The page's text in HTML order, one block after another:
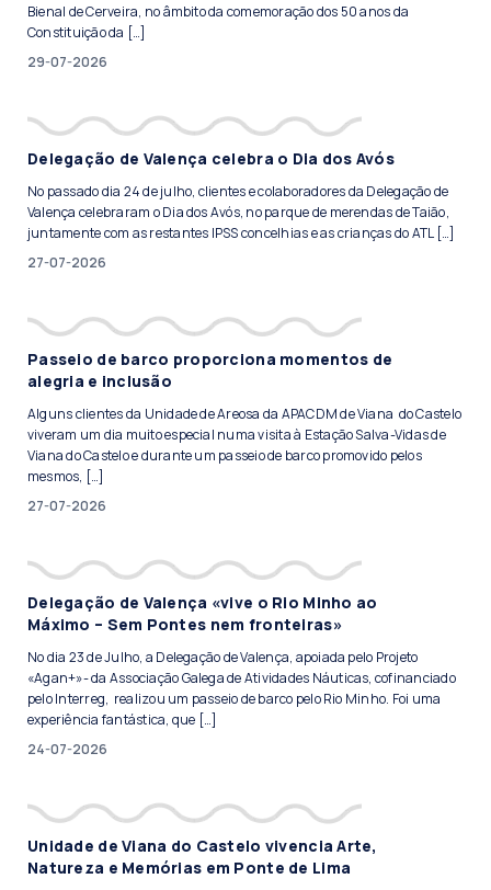
Bienal de Cerveira, no âmbito da comemoração dos 50 anos da
Constituição da […]
29-07-2026
Delegação de Valença celebra o Dia dos Avós
No passado dia 24 de julho, clientes e colaboradores da Delegação de
Valença celebraram o Dia dos Avós, no parque de merendas de Taião,
juntamente com as restantes IPSS concelhias e as crianças do ATL […]
27-07-2026
Passeio de barco proporciona momentos de
alegria e inclusão
Alguns clientes da Unidade de Areosa da APACDM de Viana do Castelo
viveram um dia muito especial numa visita à Estação Salva-Vidas de
Viana do Castelo e durante um passeio de barco promovido pelos
mesmos, […]
27-07-2026
Delegação de Valença «vive o Rio Minho ao
Máximo – Sem Pontes nem fronteiras»
No dia 23 de Julho, a Delegação de Valença, apoiada pelo Projeto
«Agan+»- da Associação Galega de Atividades Náuticas, cofinanciado
pelo Interreg, realizou um passeio de barco pelo Rio Minho. Foi uma
experiência fantástica, que […]
24-07-2026
Unidade de Viana do Castelo vivencia Arte,
Natureza e Memórias em Ponte de Lima